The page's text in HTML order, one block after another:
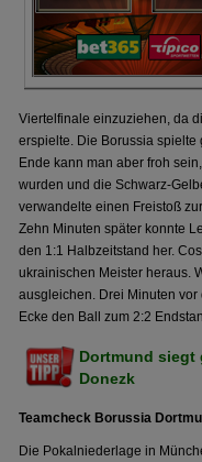
Viertelfinale einzuziehen, da
erspielte. Die Borussia spielte
Ende kann man aber froh
wurden und die Schwarz-
verwandelte einen Freistoß
Zehn Minuten später konnte
den 1:1 Halbzeitstand her.
ukrainischen Meister heraus.
ausgleichen. Drei Minuten
Ecke den Ball zum 2:2
Dortmund siegt
Donezk
Teamcheck Borussia
Die Pokalniederlage in